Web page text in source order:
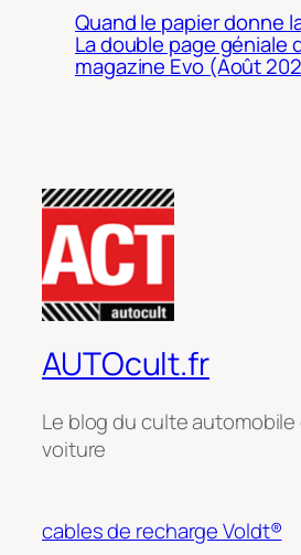
Quand le papier donne
La double page géniale
magazine Evo (Août
AUTOcult.fr
Le blog du culte
voiture
cables de recharge Voldt®